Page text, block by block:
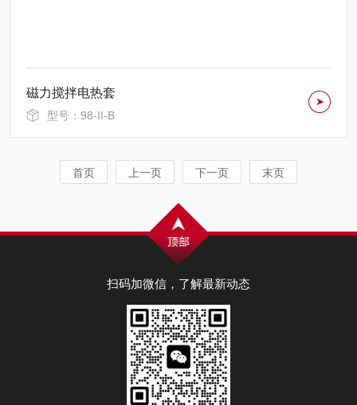
磁力搅拌电热套
型号：98-II-B
首页 上一页 下一页 末页
扫码加微信，了解最新动态